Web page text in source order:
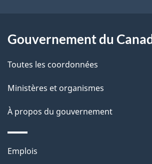
c
i
o
s
u
c
l
a
g
e
Gouvernement du
Toutes les coordonnées
Ministères et organismes
À propos du gouvernement
Thèmes
Emplois